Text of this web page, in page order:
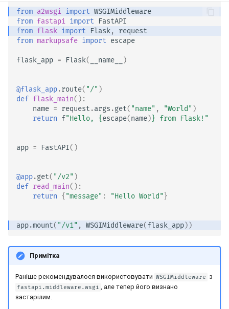
Моделі параметрів
заголовків
Модель відповіді — Тип, що
повертається
Код статусу відповіді
Запит файлів
файлами
Обробка помилок
шляху
ServerSentEvent
Middleware
OpenAPI
Encoders - jsonable_encoder
Test Client - TestClient
from a2wsgi import WSGIMiddleware
from fastapi import
FastAPI
from flask import Flask,
request
from markupsafe import escape
flask_app = Flask( __name__ )
@flask_app.route( "/" )
def flask_main():
name = request .args .get( "name" , "World" )
return f"Hello, {escape(name)} from Flask!"
app = FastAPI()
@app.get( "/v2" )
def read_main():
return { "message" : "Hello World" }
app.mount( "/v1" , WSGIMiddleware(flask_app))
Примітка
Раніше рекомендувалося використовувати WSGIMiddleware з
fastapi.middleware.wsgi , але тепер його визнано
застарілим.